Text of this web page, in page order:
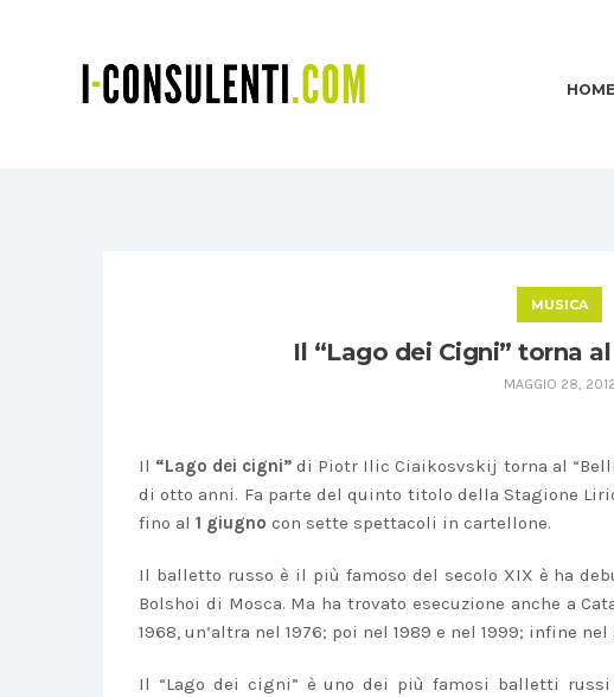
HOME
MUSICA
Il “Lago dei Cigni” torna
MAGGIO 28, 2012
Il “Lago dei cigni” di Piotr Ilic Ciaikosvskij torna al
di otto anni. Fa parte del quinto titolo della Stagione
fino al 1 giugno con sette spettacoli in cartellone.
Il balletto russo è il più famoso del secolo XIX è ha
Bolshoi di Mosca. Ma ha trovato esecuzione anche a
1968, un’altra nel 1976; poi nel 1989 e nel 1999; infine nel
Il “Lago dei cigni” è uno dei più famosi balletti